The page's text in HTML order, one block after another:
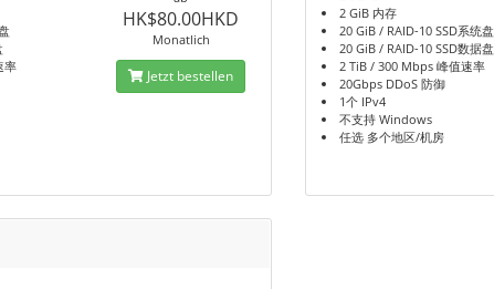
率
HK$80.00HKD
Monatlich
Jetzt bestellen
2 GiB 内存
20 GiB / RAID-10 SSD系统盘
20 GiB / RAID-10 SSD数据盘
2 TiB / 300 Mbps 峰值速率
20Gbps DDoS 防御
1个 IPv4
不支持 Windows
任选 多个地区/机房